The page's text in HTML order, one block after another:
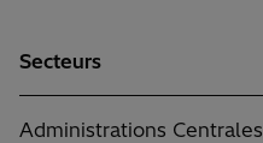
Secteurs
Administrations Centrales